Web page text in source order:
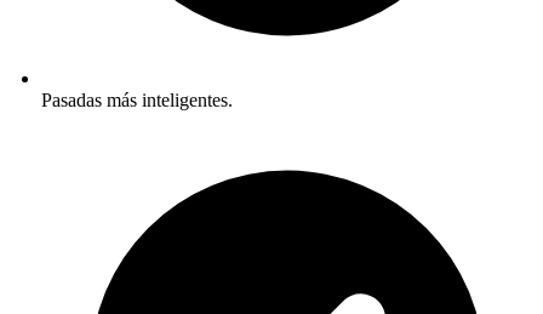
Pasadas más inteligentes.